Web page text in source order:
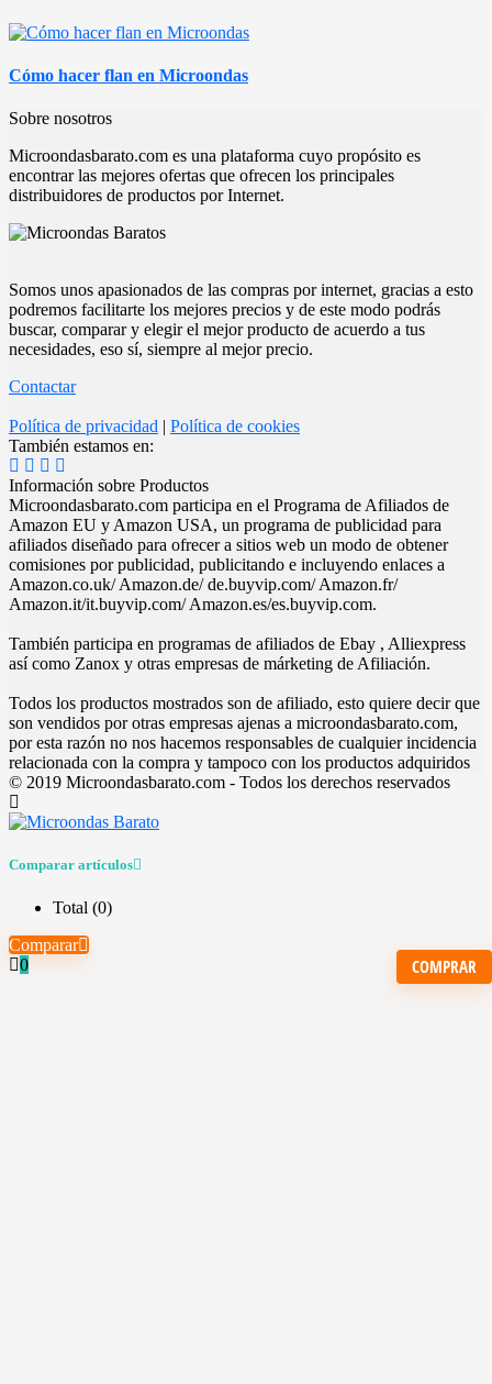
COMPRAR
Cómo hacer flan en Microondas
Sobre nosotros
Microondasbarato.com es una plataforma cuyo propósito es
encontrar las mejores ofertas que ofrecen los principales
distribuidores de productos por Internet.
Somos unos apasionados de las compras por internet, gracias a esto
podremos facilitarte los mejores precios y de este modo podrás
buscar, comparar y elegir el mejor producto de acuerdo a tus
necesidades, eso sí, siempre al mejor precio.
Contactar
Política de privacidad | Política de cookies
También estamos en:
Información sobre Productos
Microondasbarato.com participa en el Programa de Afiliados de
Amazon EU y Amazon USA, un programa de publicidad para
afiliados diseñado para ofrecer a sitios web un modo de obtener
comisiones por publicidad, publicitando e incluyendo enlaces a
Amazon.co.uk/ Amazon.de/ de.buyvip.com/ Amazon.fr/
Amazon.it/it.buyvip.com/ Amazon.es/es.buyvip.com.
También participa en programas de afiliados de Ebay , Alliexpress
así como Zanox y otras empresas de márketing de Afiliación.
Todos los productos mostrados son de afiliado, esto quiere decir que
son vendidos por otras empresas ajenas a microondasbarato.com,
por esta razón no nos hacemos responsables de cualquier incidencia
relacionada con la compra y tampoco con los productos adquiridos
© 2019 Microondasbarato.com - Todos los derechos reservados
Comparar artículos
Total (0)
Comparar
0